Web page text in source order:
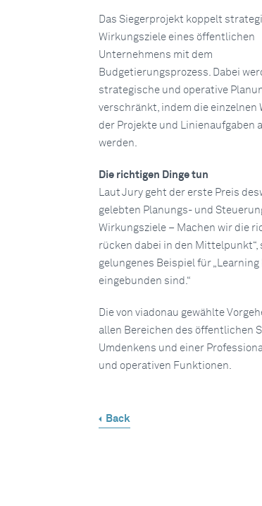
Das Siegerprojekt koppelt
Wirkungsziele eines öffentlichen
Unternehmens mit dem
Budgetierungsprozess. Dabei
strategische und operative
verschränkt, indem die einzelnen
der Projekte und Linienaufgaben
werden.
Die richtigen Dinge tun
Laut Jury geht der erste Preis
gelebten Planungs- und
Wirkungsziele – Machen wir die
rücken dabei in den Mittelpunkt“,
gelungenes Beispiel für
eingebunden sind.“
Die von viadonau gewählte
allen Bereichen des öffentlichen
Umdenkens und einer
und operativen Funktionen.
Back